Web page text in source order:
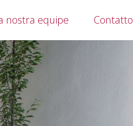
nostra equipe Contatto